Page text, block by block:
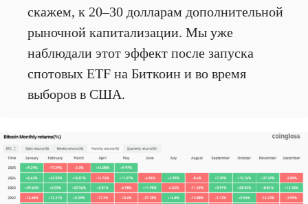
скажем, к 20–30 долларам дополнительной
рыночной капитализации. Мы уже
наблюдали этот эффект после запуска
спотовых ETF на Биткоин и во время
выборов в США.